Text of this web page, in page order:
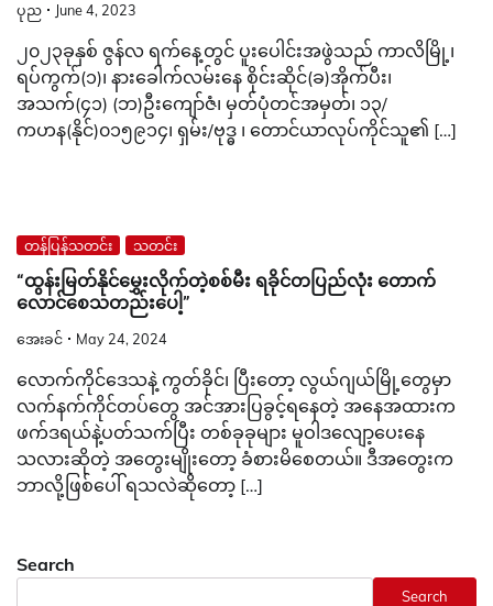
ပုည June 4, 2023
၂၀၂၃ခုနှစ် ဇွန်လ ရက်နေ့တွင် ပူးပေါင်းအဖွဲသည် ကာလိမြို့၊
ရပ်ကွက်(၁)၊ နားခေါက်လမ်းနေ စိုင်းဆိုင်(ခ)အိုက်ပီး၊
အသက်(၄၁) (ဘ)ဦးကျော်ဇံ၊ မှတ်ပုံတင်အမှတ်၊ ၁၃/
ကဟန(နိုင်)၀၁၅၉၁၄၊ ရှမ်း/ဗုဒ္ဓ ၊ တောင်ယာလုပ်ကိုင်သူ၏ […]
တန်ပြန်သတင်း သတင်း
“ထွန်းမြတ်နိုင်မွှေးလိုက်တဲ့စစ်မီး ရခိုင်တပြည်လုံး တောက်
လောင်စေသတည်းပေါ့”
အေးခင် May 24, 2024
လောက်ကိုင်ဒေသနဲ့ ကွတ်ခိုင်၊ ပြီးတော့ လွယ်ဂျယ်မြို့တွေမှာ
လက်နက်ကိုင်တပ်တွေ အင်အားပြခွင့်ရနေတဲ့ အနေအထားက
ဖက်ဒရယ်နဲ့ပတ်သက်ပြီး တစ်ခုခုများ မူဝါဒလျော့ပေးနေ
သလားဆိုတဲ့ အတွေးမျိုးတော့ ခံစားမိစေတယ်။ ဒီအတွေးက
ဘာလို့ဖြစ်ပေါ် ရသလဲဆိုတော့ […]
Search
Search